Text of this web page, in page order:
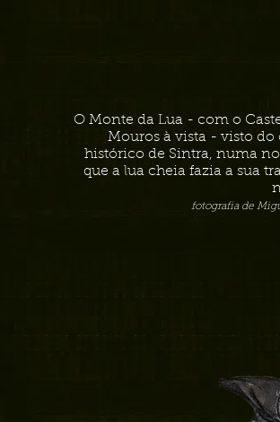
O Monte da Lua - com o
Mouros à vista - visto do
histórico de Sintra, numa
que a lua cheia fazia a sua
fotografia de